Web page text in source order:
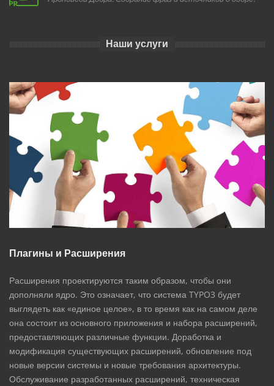
Наши услуги
Плагины и Расширения
Расширения проектируются таким образом, чтобы они
дополняли ядро. Это означает, что система TYPO3 будет
выглядеть как «единое целое», в то время как на самом деле
она состоит из основного приложения и набора расширений,
предоставляющих различные функции. Доработка и
модификация существующих расширений, обновление под
новые версии системы и новые требования архитектуры.
Обслуживание разработанных расширений, техническая